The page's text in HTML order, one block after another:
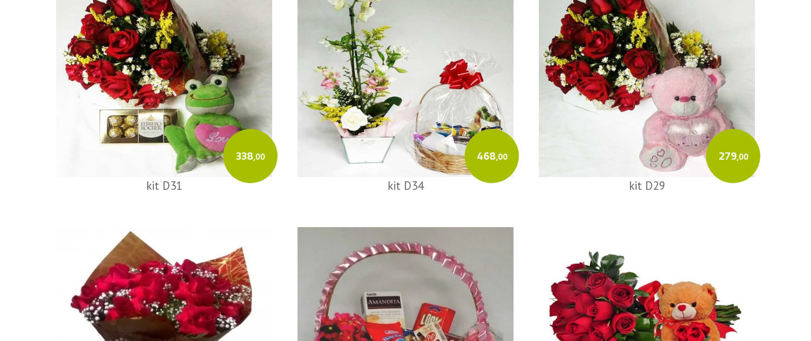
338,00
kit D31
468,00
kit D34
279,00
kit D29